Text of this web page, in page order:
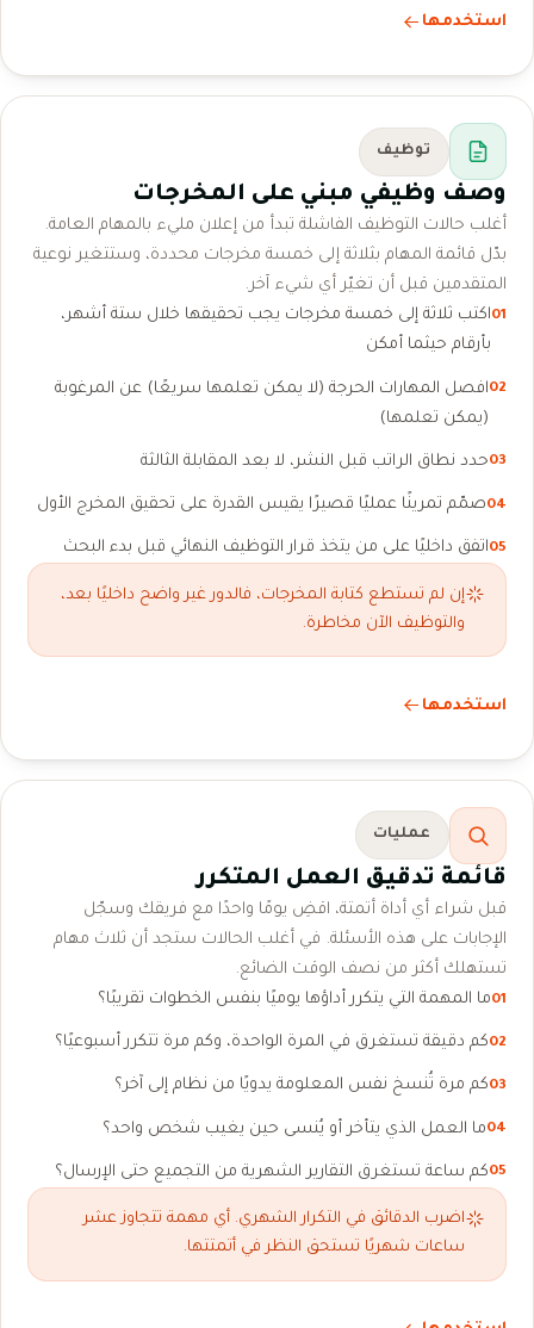
استخدمها
توظيف
وصف وظيفي مبني على المخرجات
أغلب حالات التوظيف الفاشلة تبدأ من إعلان مليء بالمهام العامة.
بدّل قائمة المهام بثلاثة إلى خمسة مخرجات محددة، وستتغير نوعية
المتقدمين قبل أن تغيّر أي شيء آخر.
01اكتب ثلاثة إلى خمسة مخرجات يجب تحقيقها خلال ستة أشهر،
بأرقام حيثما أمكن
02افصل المهارات الحرجة (لا يمكن تعلمها سريعًا) عن المرغوبة
(يمكن تعلمها)
03حدد نطاق الراتب قبل النشر، لا بعد المقابلة الثالثة
04صمّم تمرينًا عمليًا قصيرًا يقيس القدرة على تحقيق المخرج الأول
05اتفق داخليًا على من يتخذ قرار التوظيف النهائي قبل بدء البحث
إن لم تستطع كتابة المخرجات، فالدور غير واضح داخليًا بعد،
والتوظيف الآن مخاطرة.
استخدمها
عمليات
قائمة تدقيق العمل المتكرر
قبل شراء أي أداة أتمتة، اقضِ يومًا واحدًا مع فريقك وسجّل
الإجابات على هذه الأسئلة. في أغلب الحالات ستجد أن ثلاث مهام
تستهلك أكثر من نصف الوقت الضائع.
01ما المهمة التي يتكرر أداؤها يوميًا بنفس الخطوات تقريبًا؟
02كم دقيقة تستغرق في المرة الواحدة، وكم مرة تتكرر أسبوعيًا؟
03كم مرة تُنسخ نفس المعلومة يدويًا من نظام إلى آخر؟
04ما العمل الذي يتأخر أو يُنسى حين يغيب شخص واحد؟
05كم ساعة تستغرق التقارير الشهرية من التجميع حتى الإرسال؟
اضرب الدقائق في التكرار الشهري. أي مهمة تتجاوز عشر
ساعات شهريًا تستحق النظر في أتمتتها.